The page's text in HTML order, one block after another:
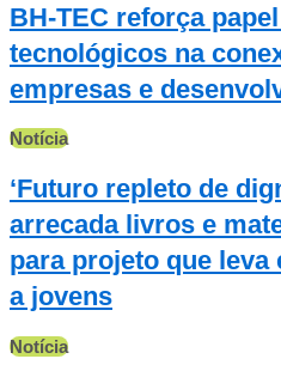
BH-TEC reforça
tecnológicos na
empresas e
Notícia
‘Futuro repleto de
arrecada livros e
para projeto que leva
a jovens
Notícia